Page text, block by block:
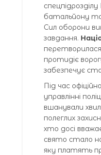
батальйону та
Сил оборони
завдання.
протидіє
забезпечує
Під час
управлінні
вшанували
полеглих
хто досі
свято стало
яку платять